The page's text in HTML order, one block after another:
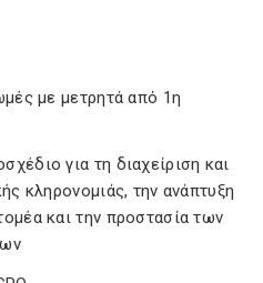
με μετρητά από 1η
για τη διαχείριση και
κληρονομιάς, την ανάπτυξη
και την προστασία των